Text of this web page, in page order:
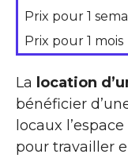
Prix pour 1
Prix pour 1 mois
La location
bénéficier
locaux
pour travailler